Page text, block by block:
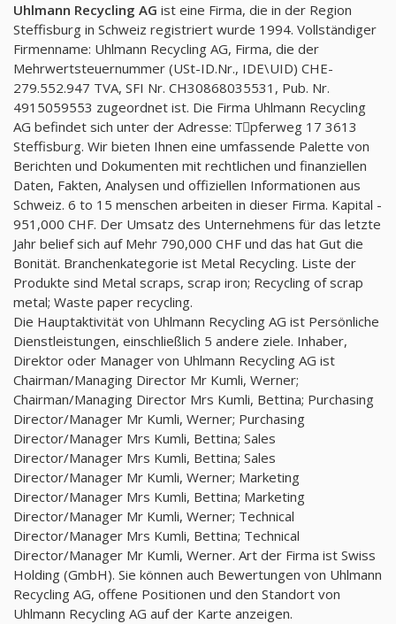
Uhlmann Recycling AG ist eine Firma, die in der Region
Steffisburg in Schweiz registriert wurde 1994. Vollständiger
Firmenname: Uhlmann Recycling AG, Firma, die der
Mehrwertsteuernummer (USt-ID.Nr., IDE\UID) CHE-
279.552.947 TVA, SFI Nr. CH30868035531, Pub. Nr.
4915059553 zugeordnet ist. Die Firma Uhlmann Recycling
AG befindet sich unter der Adresse: Tِpferweg 17 3613
Steffisburg. Wir bieten Ihnen eine umfassende Palette von
Berichten und Dokumenten mit rechtlichen und finanziellen
Daten, Fakten, Analysen und offiziellen Informationen aus
Schweiz. 6 to 15 menschen arbeiten in dieser Firma. Kapital -
951,000 CHF. Der Umsatz des Unternehmens für das letzte
Jahr belief sich auf Mehr 790,000 CHF und das hat Gut die
Bonität. Branchenkategorie ist Metal Recycling. Liste der
Produkte sind Metal scraps, scrap iron; Recycling of scrap
metal; Waste paper recycling.
Die Hauptaktivität von Uhlmann Recycling AG ist Persönliche
Dienstleistungen, einschließlich 5 andere ziele. Inhaber,
Direktor oder Manager von Uhlmann Recycling AG ist
Chairman/Managing Director Mr Kumli, Werner;
Chairman/Managing Director Mrs Kumli, Bettina; Purchasing
Director/Manager Mr Kumli, Werner; Purchasing
Director/Manager Mrs Kumli, Bettina; Sales
Director/Manager Mrs Kumli, Bettina; Sales
Director/Manager Mr Kumli, Werner; Marketing
Director/Manager Mrs Kumli, Bettina; Marketing
Director/Manager Mr Kumli, Werner; Technical
Director/Manager Mrs Kumli, Bettina; Technical
Director/Manager Mr Kumli, Werner. Art der Firma ist Swiss
Holding (GmbH). Sie können auch Bewertungen von Uhlmann
Recycling AG, offene Positionen und den Standort von
Uhlmann Recycling AG auf der Karte anzeigen.